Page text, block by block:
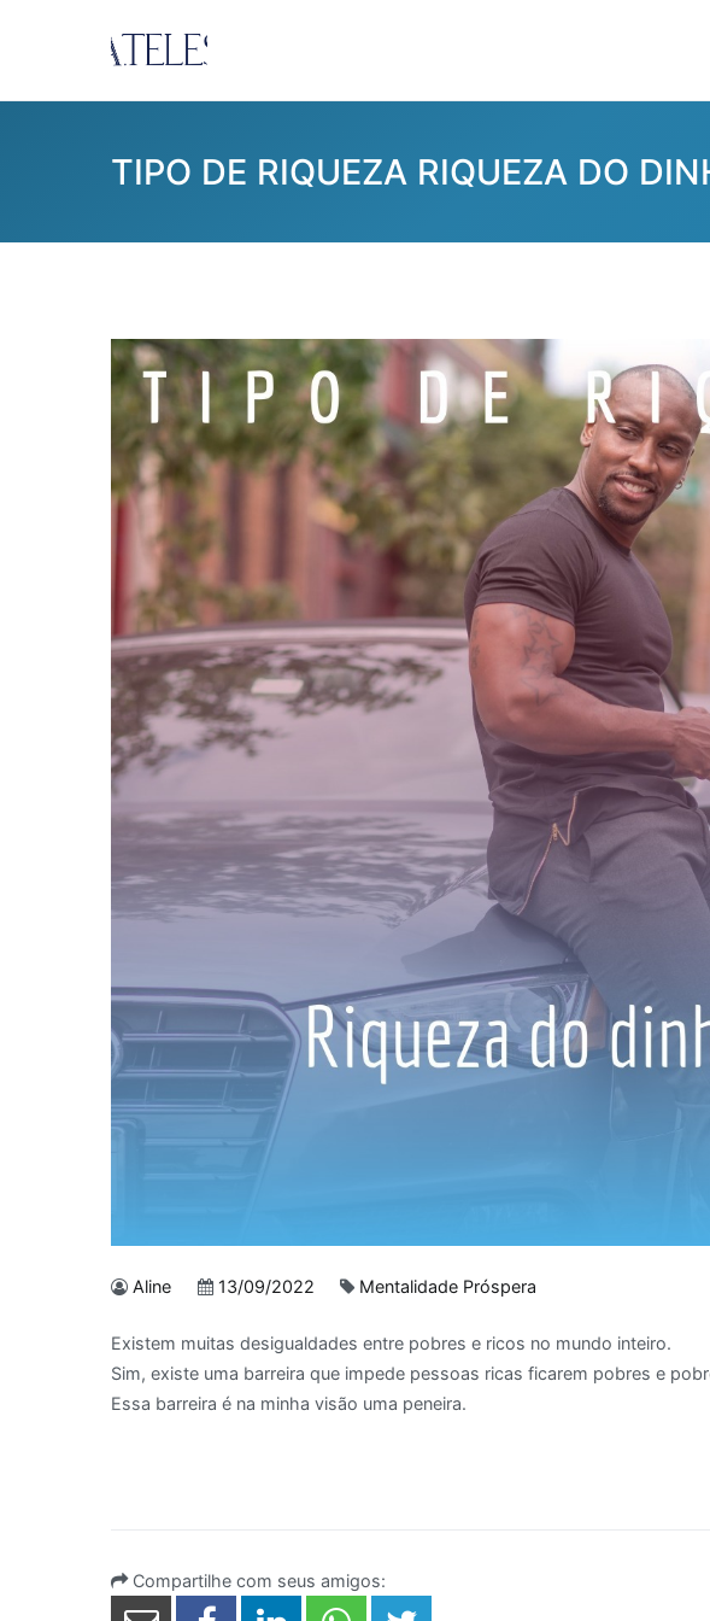
conteúdo
TIPO DE RIQUEZA RIQUEZA DO
Aline 13/09/2022 Mentalidade Próspera
Existem muitas desigualdades entre pobres e ricos no mundo inteiro.
Sim, existe uma barreira que impede pessoas ricas ficarem pobres e
Essa barreira é na minha visão uma peneira.
Compartilhe com seus amigos: